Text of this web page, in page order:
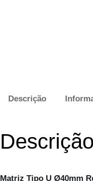
Descrição
Descrição
Matriz Tipo U Ø40mm